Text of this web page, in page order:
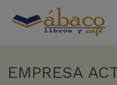
EMPRESA